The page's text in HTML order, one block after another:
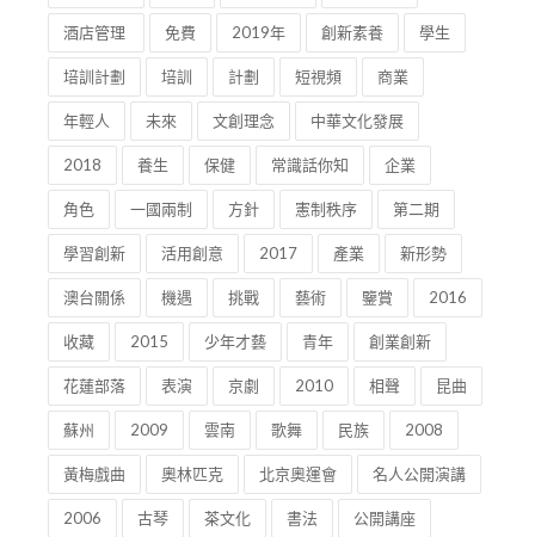
酒店管理 免費 2019年 創新素養 學生
培訓計劃 培訓 計劃 短視頻 商業
年輕人 未來 文創理念 中華文化發展
2018 養生 保健 常識話你知 企業
角色 一國兩制 方針 憲制秩序 第二期
學習創新 活用創意 2017 產業 新形勢
澳台關係 機遇 挑戰 藝術 鑒賞 2016
收藏 2015 少年才藝 青年 創業創新
花蓮部落 表演 京劇 2010 相聲 昆曲
蘇州 2009 雲南 歌舞 民族 2008
黃梅戲曲 奧林匹克 北京奧運會 名人公開演講
2006 古琴 茶文化 書法 公開講座